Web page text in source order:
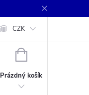
CZK
NÁKUPNÍ
Prázdný košík